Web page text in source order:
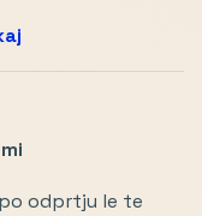
odprtju le te